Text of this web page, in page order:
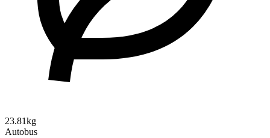
23.81kg
Autobus